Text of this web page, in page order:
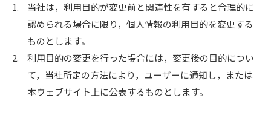
1.
当社は，利用目的が変更前と関連性を有すると合理的に
認められる場合に限り，個人情報の利用目的を変更する
ものとします。
2.
利用目的の変更を行った場合には，変更後の目的につい
て，当社所定の方法により，ユーザーに通知し，または
本ウェブサイト上に公表するものとします。